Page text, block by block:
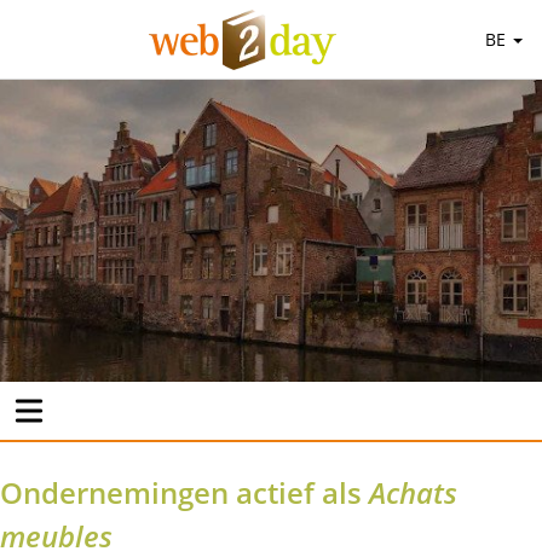
BE
Ondernemingen actief alsAchats
meubles